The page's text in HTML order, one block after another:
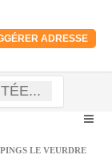
ADRESSE
LE VEURDRE